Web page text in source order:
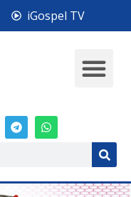
iGospel TV